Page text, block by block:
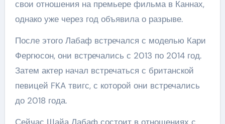
свои отношения на премьере фильма в Каннах,
однако уже через год объявила о разрыве.
После этого Лабаф встречался с моделью Кари
Фергюсон, они встречались с 2013 по 2014 год.
Затем актер начал встречаться с британской
певицей FKA твигс, с которой они встречались
до 2018 года.